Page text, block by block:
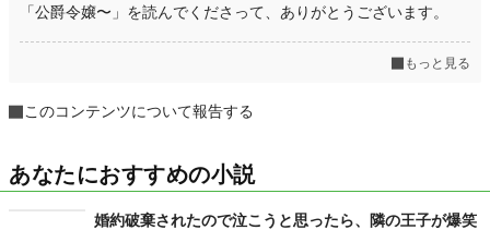
「公爵令嬢〜」を読んでくださって、ありがとうございます。
もっと見る
このコンテンツについて報告する
あなたにおすすめの小説
婚約破棄されたので泣こうと思ったら、隣の王子が爆笑